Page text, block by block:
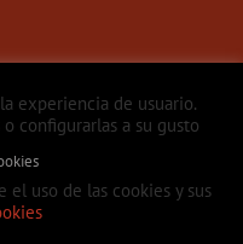
Aviso legal
Contacto
experiencia de usuario.
configurarlas a su gusto
el uso de las cookies y sus